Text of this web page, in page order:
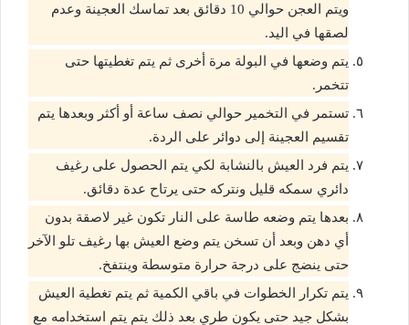
ويتم العجن حوالي 10 دقائق بعد تماسك العجينة وعدم
لصقها في اليد.
يتم وضعها في البولة مرة أخرى ثم يتم تغطيتها حتى
تتخمر.
تستمر في التخمير حوالي نصف ساعة أو أكثر وبعدها يتم
تقسيم العجينة إلى دوائر على الردة.
يتم فرد العيش بالنشابة لكي يتم الحصول على رغيف
دائري سمكه قليل ونتركه حتى يرتاح عدة دقائق.
بعدها يتم وضعه طاسة على النار تكون غير لاصقة بدون
أي دهن وبعد أن تسخن يتم وضع العيش بها رغيف تلو الآخر
حتى ينضج على درجة حرارة متوسطة وينتفخ.
يتم تكرار الخطوات في باقي الكمية ثم يتم تغطية العيش
بشكل جيد حتى يكون طري بعد ذلك يتم يتم استخدامه مع